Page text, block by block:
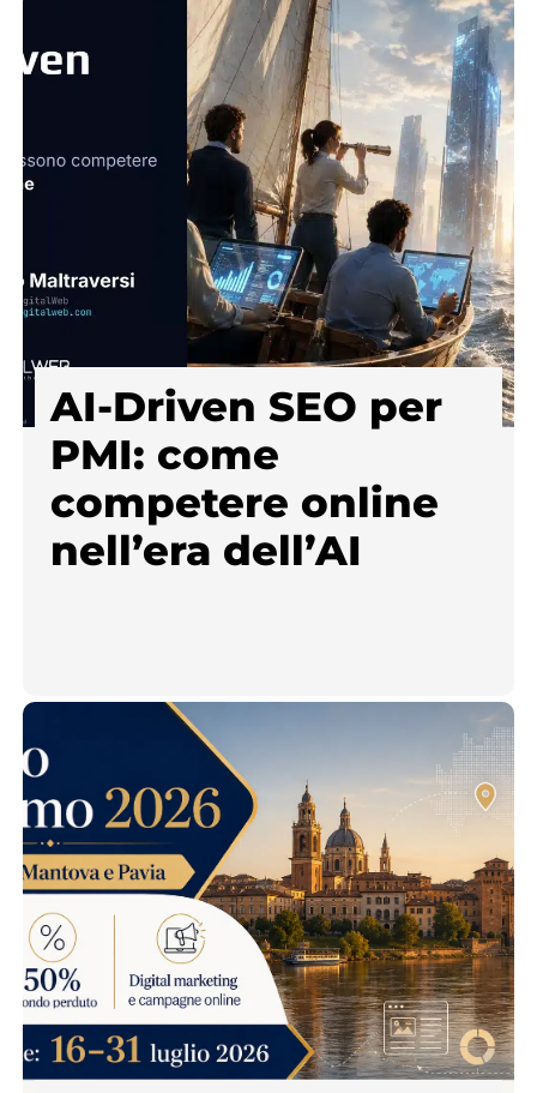
AI-Driven SEO per
PMI: come
competere online
nell’era dell’AI